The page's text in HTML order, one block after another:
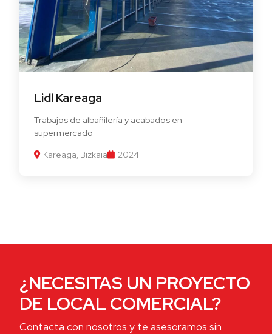
Lidl Kareaga
Trabajos de albañilería y acabados en
supermercado
Kareaga, Bizkaia 2024
¿NECESITAS UN PROYECTO
DE LOCAL COMERCIAL?
Contacta con nosotros y te asesoramos sin